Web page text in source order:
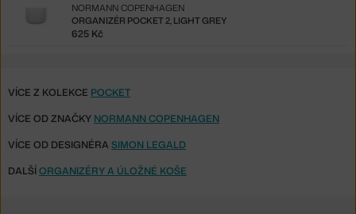
ORGANIZÉR POCKET 2, LIGHT GREY
NORMANN COPENHAGEN
625 Kč
VÍCE Z KOLEKCE POCKET
VÍCE OD ZNAČKY NORMANN COPENHAGEN
VÍCE OD DESIGNÉRA SIMON LEGALD
DALŠÍORGANIZÉRY A ÚLOŽNÉ KOŠE